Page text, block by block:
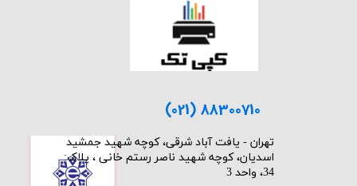
(021) 88300710
​تهران - یافت آباد شرقی، کوچه شهید جمشید
اسدیان، کوچه شهید ناصر رستم خانی ، پلاک:
34، واحد 3